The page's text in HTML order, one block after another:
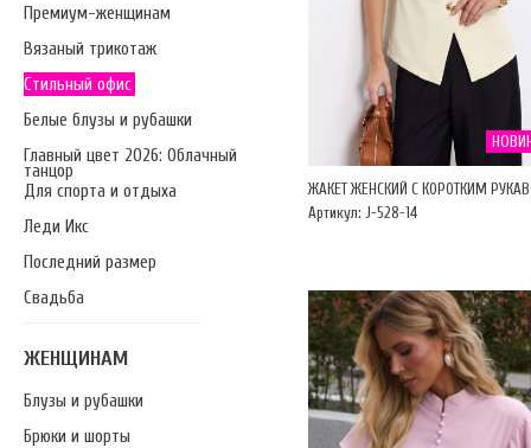
Премиум-женщинам
Вязаный трикотаж
Стильный офис
Белые блузы и рубашки
Главный цвет 2026: Облачный
танцор
Для спорта и отдыха
Леди Икс
Последний размер
Свадьба
ЖЕНЩИНАМ
Блузы и рубашки
Брюки и шорты
ЖАКЕТ ЖЕНСКИЙ С КОРОТКИМ
Артикул: J-528-14